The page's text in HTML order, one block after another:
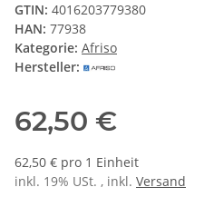
GTIN: 4016203779380
HAN: 77938
Kategorie: Afriso
Hersteller:
62,50 €
62,50 € pro 1 Einheit
inkl. 19% USt. , inkl. Versand